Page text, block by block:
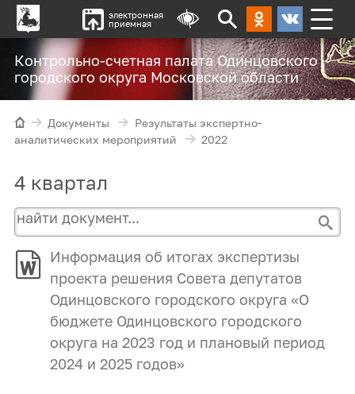
электронная
приемная
Контрольно-счетная палата Одинцовского
городского округа Московской области
Документы
Результаты экспертно-
аналитических мероприятий
2022
4 квартал
Информация об итогах экспертизы
проекта решения Совета депутатов
Одинцовского городского округа «О
бюджете Одинцовского городского
округа на 2023 год и плановый период
2024 и 2025 годов»